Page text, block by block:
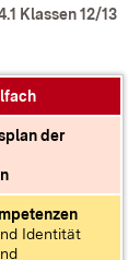
Klassen 12/13
der
Identität